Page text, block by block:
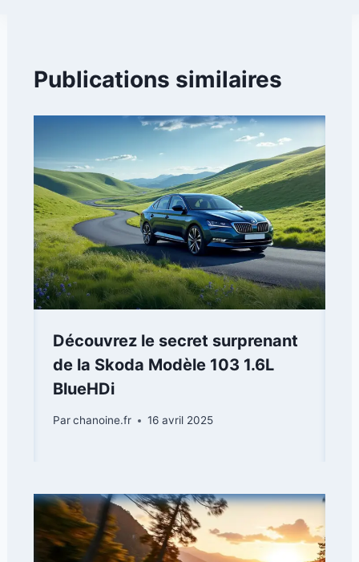
Publications similaires
Découvrez le secret surprenant
de la Skoda Modèle 103 1.6L
BlueHDi
Parchanoine.fr 16 avril 2025